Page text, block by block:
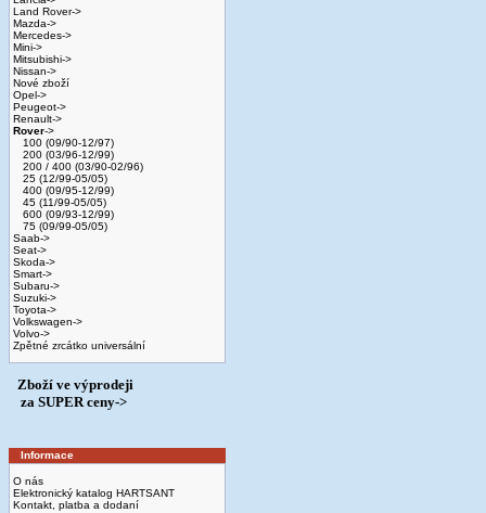
Land Rover->
Mazda->
Mercedes->
Mini->
Mitsubishi->
Nissan->
Nové zboží
Opel->
Peugeot->
Renault->
Rover->
100 (09/90-12/97)
200 (03/96-12/99)
200 / 400 (03/90-02/96)
25 (12/99-05/05)
400 (09/95-12/99)
45 (11/99-05/05)
600 (09/93-12/99)
75 (09/99-05/05)
Saab->
Seat->
Skoda->
Smart->
Subaru->
Suzuki->
Toyota->
Volkswagen->
Volvo->
Zpětné zrcátko universální
Zboží ve výprodeji
­ za SUPER ceny->
Informace
O nás
Elektronický katalog HARTSANT
Kontakt, platba a dodaní